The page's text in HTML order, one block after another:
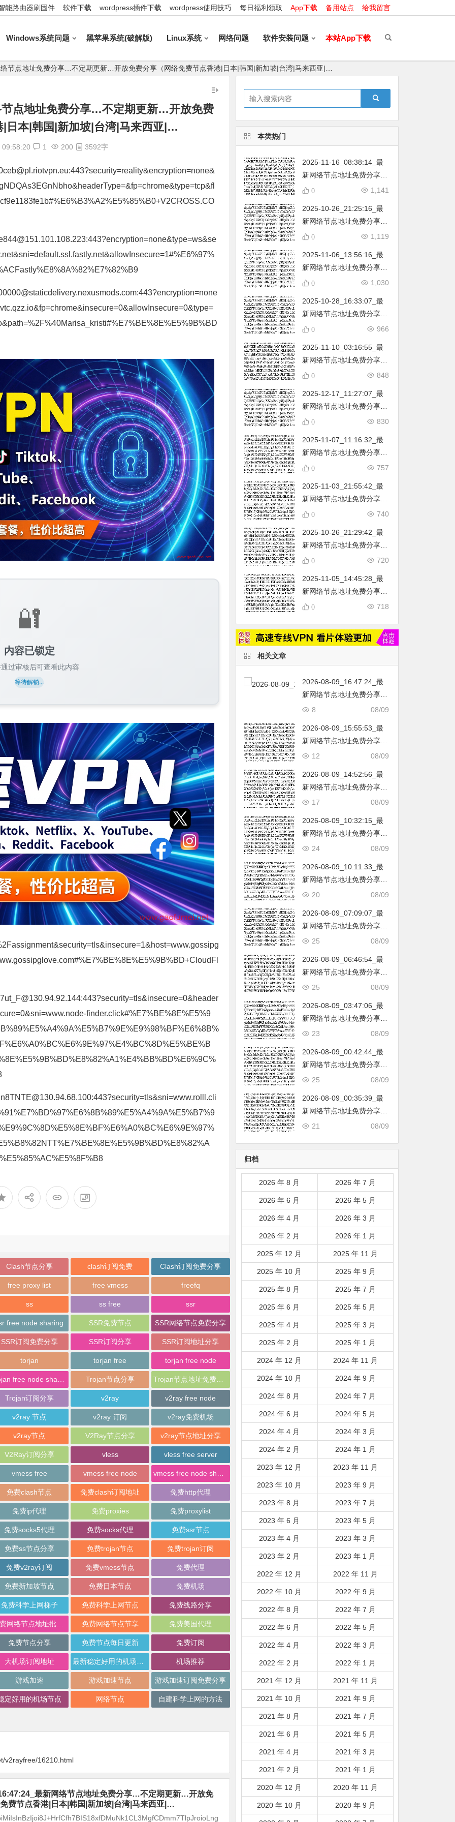
能路由器刷固件 软件下载 wordpress插件下载 wordpress使用技巧 每日福利领取 App下载 备用站点 给我留言
Windows系统问题 黑苹果系统(破解版) Linux系统 网络问题 软件安装问题 本站App下载
节点地址免费分享…不定期更新…开放免费分享（网络免费节点香港|日本|韩国|新加坡|台湾|马来西亚|…
节点地址免费分享…不定期更新…开放免费
|日本|韩国|新加坡|台湾|马来西亚|…
09:58:20 1 200 3592字
🔐
内容已锁定
过审核后可查看此内容
等待解锁...
finder.click#%E7%BE%8E%E5%9
Clash节点分享 clash订阅免费 Clash订阅免费分享
free proxy list free vmess freefq
ss ss free ssr
free node sharing SSR免费节点 SSR网络节点免费分享
SSR订阅免费分享 SSR订阅分享 SSR订阅地址分享
torjan torjan free torjan free node
Trojan节点分享
Trojan订阅分享 v2ray v2ray free node
v2ray 节点 v2ray 订阅 v2ray免费机场
v2ray节点 V2Ray节点分享 v2ray节点地址分享
V2Ray订阅分享 vless vless free server
vmess free vmess free node
免费clash节点 免费clash订阅地址 免费http代理
免费ip代理 免费proxies 免费proxylist
免费socks5代理 免费socks代理 免费ssr节点
免费ss节点分享 免费trojan节点 免费trojan订阅
免费v2ray订阅 免费vmess节点 免费代理
免费新加坡节点 免费日本节点 免费机场
免费科学上网梯子 免费科学上网节点 免费线路分享
免费网络节点地址批量分享 免费网络节点节享 免费美国代理
免费节点分享 免费节点每日更新 免费订阅
大机场订阅地址 机场推荐
游戏加速 游戏加速节点 游戏加速订阅免费分享
定好用的机场节点 网络节点 自建科学上网的方法
v2rayfree/16210.html
最新网络节点地址免费分享…不定期更新…开放免
费节点香港|日本|韩国|新加坡|台湾|马来西亚|…
本类热门
2025-11-16_08:38:14_最
新网络节点地址免费分享…
不定期更新…开放免费分享
韩国|新加坡|台湾|马来西亚|
…
1,141
0
2025-10-26_21:25:16_最
新网络节点地址免费分享…
不定期更新…开放免费分享
韩国|新加坡|台湾|马来西亚|
…
1,119
0
2025-11-06_13:56:16_最
新网络节点地址免费分享…
不定期更新…开放免费分享
韩国|新加坡|台湾|马来西亚|
…
1,030
0
2025-10-28_16:33:07_最
新网络节点地址免费分享…
不定期更新…开放免费分享
韩国|新加坡|台湾|马来西亚|
…
966
0
2025-11-10_03:16:55_最
新网络节点地址免费分享…
不定期更新…开放免费分享
韩国|新加坡|台湾|马来西亚|
…
848
0
2025-12-17_11:27:07_最
新网络节点地址免费分享…
不定期更新…开放免费分享
韩国|新加坡|台湾|马来西亚|
…
830
0
2025-11-07_11:16:32_最
新网络节点地址免费分享…
不定期更新…开放免费分享
韩国|新加坡|台湾|马来西亚|
…
757
0
2025-11-03_21:55:42_最
新网络节点地址免费分享…
不定期更新…开放免费分享
韩国|新加坡|台湾|马来西亚|
…
740
0
2025-10-26_21:29:42_最
新网络节点地址免费分享…
不定期更新…开放免费分享
韩国|新加坡|台湾|马来西亚|
…
720
0
2025-11-05_14:45:28_最
新网络节点地址免费分享…
不定期更新…开放免费分享
韩国|新加坡|台湾|马来西亚|
…
718
0
相关文章
2026-08-09_16:47:24_最
新网络节点地址免费分享…
不定期更新…开放免费分享
韩国|新加坡|台湾|马来西亚|
…
08/09
8
2026-08-09_15:55:53_最
新网络节点地址免费分享…
不定期更新…开放免费分享
韩国|新加坡|台湾|马来西亚|
…
08/09
12
2026-08-09_14:52:56_最
新网络节点地址免费分享…
不定期更新…开放免费分享
韩国|新加坡|台湾|马来西亚|
…
08/09
17
2026-08-09_10:32:15_最
新网络节点地址免费分享…
不定期更新…开放免费分享
韩国|新加坡|台湾|马来西亚|
…
08/09
24
2026-08-09_10:11:33_最
新网络节点地址免费分享…
不定期更新…开放免费分享
韩国|新加坡|台湾|马来西亚|
…
08/09
20
2026-08-09_07:09:07_最
新网络节点地址免费分享…
不定期更新…开放免费分享
韩国|新加坡|台湾|马来西亚|
…
08/09
25
2026-08-09_06:46:54_最
新网络节点地址免费分享…
不定期更新…开放免费分享
韩国|新加坡|台湾|马来西亚|
…
08/09
25
2026-08-09_03:47:06_最
新网络节点地址免费分享…
不定期更新…开放免费分享
韩国|新加坡|台湾|马来西亚|
…
08/09
23
2026-08-09_00:42:44_最
新网络节点地址免费分享…
不定期更新…开放免费分享
韩国|新加坡|台湾|马来西亚|
…
08/09
25
2026-08-09_00:35:39_最
新网络节点地址免费分享…
不定期更新…开放免费分享
韩国|新加坡|台湾|马来西亚|
08/09
21
归档
2026 年 8 月 2026 年 7 月
2026 年 6 月 2026 年 5 月
2026 年 4 月 2026 年 3 月
2026 年 2 月 2026 年 1 月
2025 年 12 月 2025 年 11 月
2025 年 10 月 2025 年 9 月
2025 年 8 月 2025 年 7 月
2025 年 6 月 2025 年 5 月
2025 年 4 月 2025 年 3 月
2025 年 2 月 2025 年 1 月
2024 年 12 月 2024 年 11 月
2024 年 10 月 2024 年 9 月
2024 年 8 月 2024 年 7 月
2024 年 6 月 2024 年 5 月
2024 年 4 月 2024 年 3 月
2024 年 2 月 2024 年 1 月
2023 年 12 月 2023 年 11 月
2023 年 10 月 2023 年 9 月
2023 年 8 月 2023 年 7 月
2023 年 6 月 2023 年 5 月
2023 年 4 月 2023 年 3 月
2023 年 2 月 2023 年 1 月
2022 年 12 月 2022 年 11 月
2022 年 10 月 2022 年 9 月
2022 年 8 月 2022 年 7 月
2022 年 6 月 2022 年 5 月
2022 年 4 月 2022 年 3 月
2022 年 2 月 2022 年 1 月
2021 年 12 月 2021 年 11 月
2021 年 10 月 2021 年 9 月
2021 年 8 月 2021 年 7 月
2021 年 6 月 2021 年 5 月
2021 年 4 月 2021 年 3 月
2021 年 2 月 2021 年 1 月
2020 年 12 月 2020 年 11 月
2020 年 10 月 2020 年 9 月